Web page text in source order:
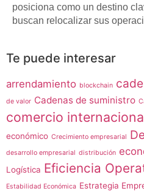
posiciona como un destino
buscan relocalizar sus
Te puede interesar
arrendamiento blockchain
de valor Cadenas de suministro
comercio
económico Crecimiento empresarial
desarrollo empresarial distribución
Logística Eficiencia
Estabilidad Económica Estrategia